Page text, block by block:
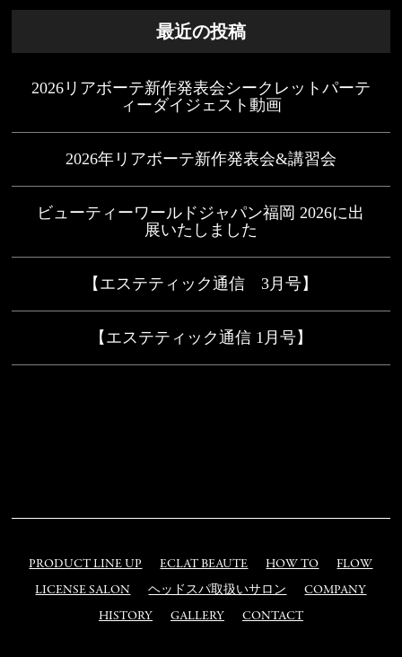
最近の投稿
2026リアボーテ新作発表会シークレットパーテ
ィーダイジェスト動画
2026年リアボーテ新作発表会&講習会
ビューティーワールドジャパン福岡 2026に出
展いたしました
【エステティック通信 3月号】
【エステティック通信 1月号】
PRODUCT LINE UP ECLAT BEAUTE HOW TO
FLOW
LICENSE SALON
ヘッドスパ取扱いサロン
COMPANY
HISTORY
GALLERY CONTACT